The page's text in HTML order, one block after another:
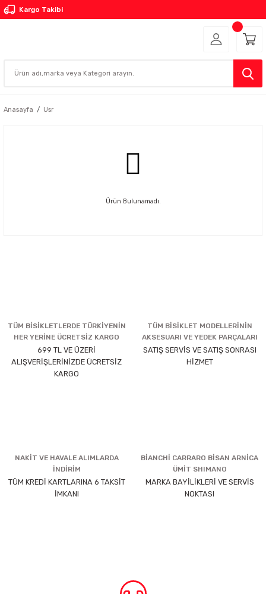
Kargo Takibi
Anasayfa Usr
Ürün Bulunamadı.
TÜM BİSİKLETLERDE TÜRKİYENİN
HER YERİNE ÜCRETSİZ KARGO
699 TL VE ÜZERİ
ALIŞVERİŞLERİNİZDE ÜCRETSİZ
KARGO
TÜM BİSİKLET MODELLERİNİN
AKSESUARI VE YEDEK PARÇALARI
SATIŞ SERVİS VE SATIŞ SONRASI
HİZMET
NAKİT VE HAVALE ALIMLARDA
İNDİRİM
TÜM KREDİ KARTLARINA 6 TAKSİT
İMKANI
BİANCHİ CARRARO BİSAN ARNİCA
ÜMİT SHIMANO
MARKA BAYİLİKLERİ VE SERVİS
NOKTASI